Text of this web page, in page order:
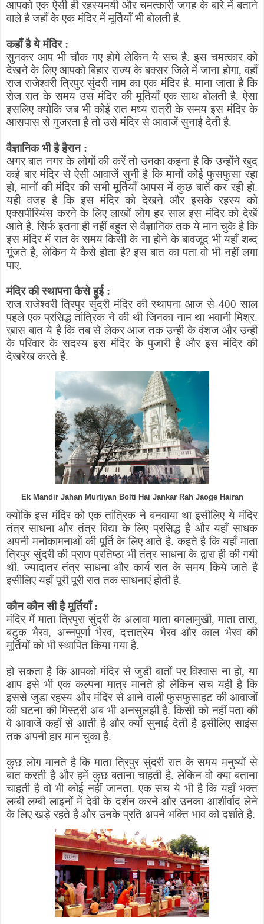
आपको एक ऐसी ही रहस्यमयी और चमत्कारी जगह के बारे में बताने
वाले है जहाँ के एक मंदिर में मूर्तियाँ भी बोलती है.
कहाँ है ये मंदिर :
सुनकर आप भी चौक गए होगे लेकिन ये सच है. इस चमत्कार को
देखने के लिए आपको बिहार राज्य के बक्सर जिले में जाना होगा,वहाँ
राज राजेश्वरी त्रिपुर सुंदरी नाम का एक मंदिर है. माना जाता है कि
रोज रात के समय उस मंदिर की मूर्तियाँ एक साथ बोलती है. ऐसा
इसलिए क्योकि जब भी कोई रात मध्य रात्री के समय इस मंदिर के
आसपास से गुजरता है तो उसे मंदिर से आवाजें सुनाई देती है.
वैज्ञानिक भी है हैरान :
अगर बात नगर के लोगों की करें तो उनका कहना है कि उन्होंने खुद
कई बार मंदिर से ऐसी आवाजें सुनी है कि मानों कोई फुसफुसा रहा
हो,मानों की मंदिर की सभी मूर्तियाँ आपस में कुछ बातें कर रही हो.
यही वजह है कि इस मंदिर को देखने और इसके रहस्य को
एक्सपीरियंस करने के लिए लाखों लोग हर साल इस मंदिर को देखें
आते है. सिर्फ इतना ही नहीं बहुत से वैज्ञानिक तक ये मान चुके है कि
इस मंदिर में रात के समय किसी के ना होने के बावजूद भी यहाँ शब्द
गूंजते है,लेकिन ये कैसे होता है?इस बात का पता वो भी नहीं लगा
पाए.
मंदिर की स्थापना कैसे हुई :
राज राजेश्वरी त्रिपुर सुंदरी मंदिर की स्थापना आज से 400 साल
पहले एक प्रसिद्ध तांत्रिक ने की थी जिनका नाम था भवानी मिश्र.
ख़ास बात ये है कि तब से लेकर आज तक उन्ही के वंशज और उन्ही
के परिवार के सदस्य इस मंदिर के पुजारी है और इस मंदिर की
देखरेख करते है.
Ek Mandir Jahan Murtiyan Bolti Hai Jankar Rah Jaoge Hairan
क्योकि इस मंदिर को एक तांत्रिक ने बनवाया था इसीलिए ये मंदिर
तंत्र साधना और तंत्र विद्या के लिए प्रसिद्ध है और यहाँ साधक
अपनी मनोकामनाओं की पूर्ति के लिए आते है. कहते है कि यहाँ माता
त्रिपुर सुंदरी की प्राण प्रतिष्ठा भी तंत्र साधना के द्वारा ही की गयी
थी. ज्यादातर तंत्र साधना और कार्य रात के समय किये जाते है
इसीलिए यहाँ पूरी पूरी रात तक साधनाएं होती है.
कौन कौन सी है मूर्तियाँ :
मंदिर में माता त्रिपुरा सुंदरी के अलावा माता बगलामुखी,माता तारा,
बटुक भैरव, अन्नपूर्णा भैरव,दत्तात्रेय भैरव और काल भैरव की
मूर्तियों को भी स्थापित किया गया है.
हो सकता है कि आपको मंदिर से जुडी बातों पर विश्वास ना हो,या
आप इसे भी एक कल्पना मात्र मानते हो लेकिन सच यही है कि
इससे जुडा रहस्य और मंदिर से आने वाली फुसफुसाहट की आवाजों
की घटना की मिस्ट्री अब भी अनसुलझी है. किसी को नहीं पता की
वे आवाजें कहाँ से आती है और क्यों सुनाई देती है इसीलिए साइंस
तक अपनी हार मान चुका है.
कुछ लोग मानते है कि माता त्रिपुर सुंदरी रात के समय मनुष्यों से
बात करती है और हमें कुछ बताना चाहती है. लेकिन वो क्या बताना
चाहती है वो भी कोई नहीं जानता. एक सच ये भी है कि यहाँ भक्त
लम्बी लम्बी लाइनों में देवी के दर्शन करने और उनका आशीर्वाद लेने
के लिए खड़े रहते है और उनके प्रति अपने भक्ति भाव को दर्शाते है.